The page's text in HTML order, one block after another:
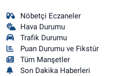
Nöbetçi Eczaneler
Hava Durumu
Trafik Durumu
Puan Durumu ve Fikstür
Tüm Manşetler
Son Dakika Haberleri